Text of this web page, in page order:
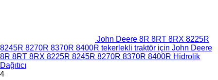
John Deere 8R 8RT 8RX 8225R
8245R 8270R 8370R 8400R tekerlekli traktör için John Deere
8R 8RT 8RX 8225R 8245R 8270R 8370R 8400R Hidrolik
Dağıtıcı
4